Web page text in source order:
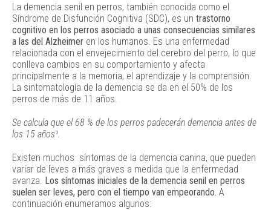
La demencia senil en perros, también conocida como el
Síndrome de Disfunción Cognitiva (SDC), es un trastorno
cognitivo en los perros asociado a unas consecuencias similares
a las del Alzheimer en los humanos. Es una enfermedad
relacionada con el envejecimiento del cerebro del perro, lo que
conlleva cambios en su comportamiento y afecta
principalmente a la memoria, el aprendizaje y la comprensión.
La sintomatología de la demencia se da en el 50% de los
perros de más de 11 años.
Se calcula que el 68 % de los perros padecerán demencia antes de
los 15 años¹
Existen muchos síntomas de la demencia canina, que pueden
variar de leves a más graves a medida que la enfermedad
avanza. Los síntomas iniciales de la demencia senil en perros
suelen ser leves, pero con el tiempo van empeorando. A
continuación enumeramos algunos: